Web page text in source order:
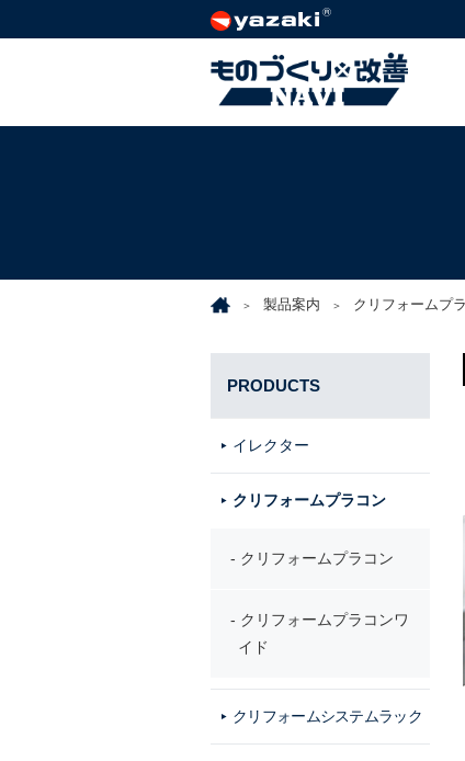
製品案内 クリフォームプ
PRODUCTS
イレクター
クリフォームプラコン
クリフォームプラコン
クリフォームプラコンワ
イド
クリフォームシステムラック